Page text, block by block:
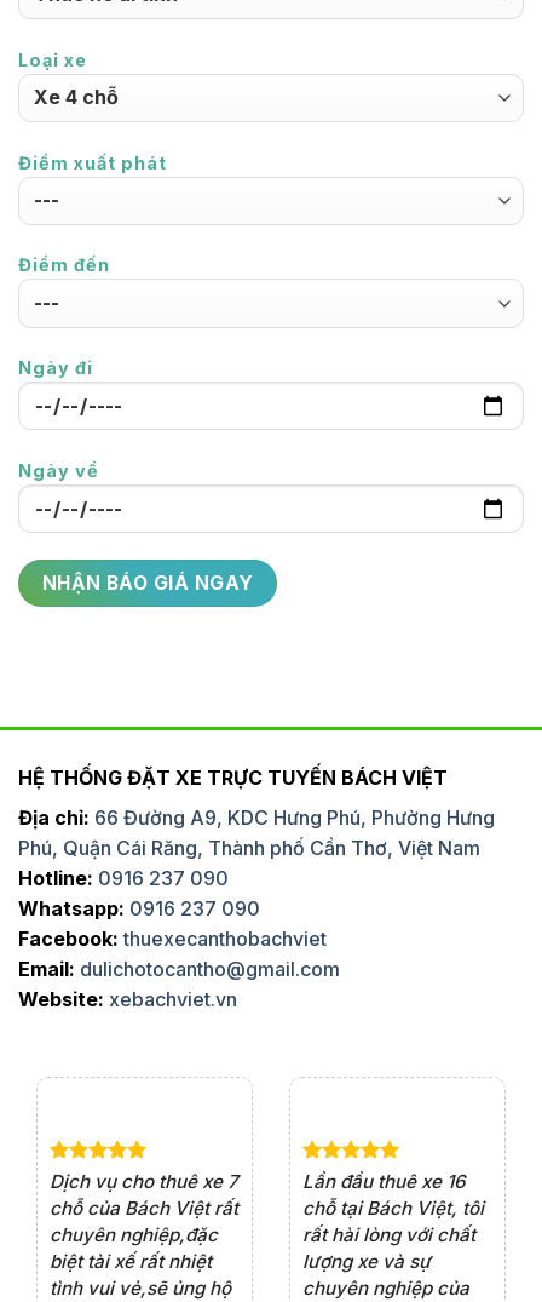
Loại xe
Điểm xuất phát
Điểm đến
Ngày đi
Ngày về
HỆ THỐNG ĐẶT XE TRỰC TUYẾN BÁCH VIỆT
Địa chỉ: 66 Đường A9, KDC Hưng Phú, Phường Hưng
Phú, Quận Cái Răng, Thành phố Cần Thơ, Việt Nam
Hotline: 0916 237 090
Whatsapp: 0916 237 090
Facebook: thuexecanthobachviet
Email: dulichotocantho@gmail.com
Website: xebachviet.vn
Dịch vụ cho thuê xe 7
chỗ của Bách Việt rất
chuyên nghiệp,đặc
biệt tài xế rất nhiệt
tình vui vẻ,sẽ ủng hộ
Lần đầu thuê xe 16
chỗ tại Bách Việt, tôi
rất hài lòng với chất
lượng xe và sự
chuyên nghiệp của